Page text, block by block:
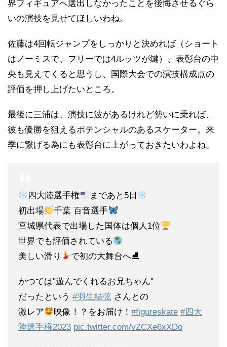
界フィギュアへ選出しなかったことを後悔させるぐら
いの演技を見せてほしいわね。
佐藤は4回転ジャンプをしっかりと決めれば（ショート
はノーミスで、フリーでは4ルッツが鍵）、表彰台の中
央も見えてくると思うし、国際大会での演技構成点の
評価を押し上げたいところ。
最後に三浦は、演技に波があるけれど勢いに乗れば、
彼も優勝を狙えるポテンシャルのあるスケーター。来
季に繋げる為にも表彰台に上がっておきたいわよね。
四大陸選手権
まであと5日
初出場
千葉 百音選手
宮城県代表で出場した国体は個人1位
世界でも評価されている
美しい滑り
で初の大舞台へ⛸
かつては"遊んでくれるお兄ちゃん"
だったという #羽生結弦 さんとの
激レア
映像！？をお届け！#figureskate #四大
陸選手権2023 pic.twitter.com/vZCXe6xXDo